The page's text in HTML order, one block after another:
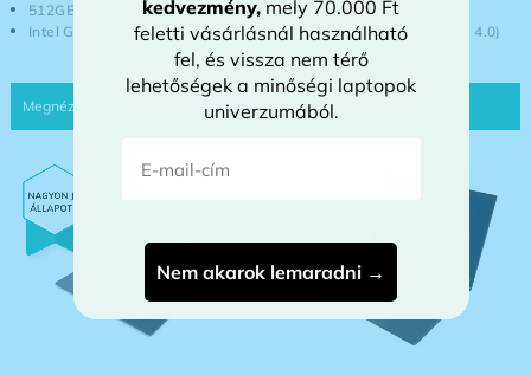
512GB NVMe SSD (PCIe 4.0)
Intel Graphics
16GB DDR5 (5600 MHz)
512GB NVme SSD (PCI-e 4.0)
Intel Graphics
kedvezmény, mely 70.000 Ft
feletti vásárlásnál használható
fel, és vissza nem térő
lehetőségek a minőségi laptopok
univerzumából.
Nem akarok lemaradni →